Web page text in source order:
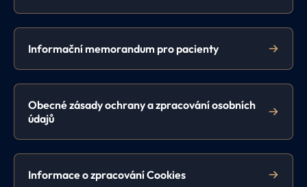
Informační memorandum pro pacienty
Obecné zásady ochrany a zpracování osobních
údajů
Informace o zpracování Cookies